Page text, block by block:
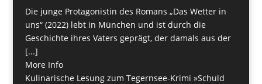
Die junge Protagonistin des Romans „Das Wetter in
uns“ (2022) lebt in München und ist durch die
Geschichte ihres Vaters geprägt, der damals aus der
[...]
More Info
Kulinarische Lesung zum Tegernsee-Krimi »Schuld